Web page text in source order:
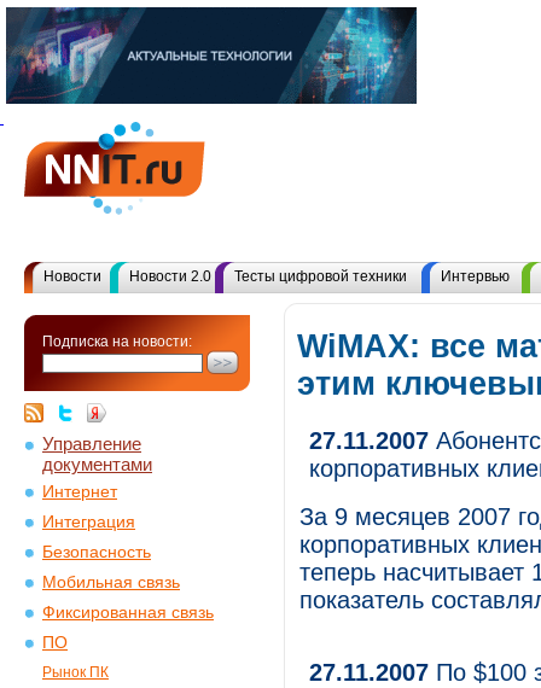
Новости Новости 2.0 Тесты цифровой техники Интервью
Подписка на новости:
Управление
документами
Интернет
Интеграция
Безопасность
Мобильная связь
Фиксированная связь
ПО
Рынок ПК
WiMAX: все
этим
27.11.2007
корпоративных
За 9 месяцев 2007
корпоративных
теперь насчитывает
показатель
27.11.2007 По $100